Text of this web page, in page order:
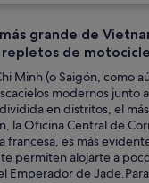
con un edificio
grande de
de
Minh (o Saigón, como
modernos junto
en distritos, el
la Oficina Central de
francesa, es más
permiten alojarte a
Emperador de